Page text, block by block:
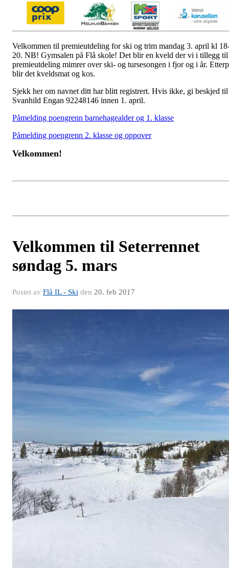
Velkommen til premieutdeling for ski og trim mandag 3. april kl
20. NB! Gymsalen på Flå skole! Det blir en kveld der vi i tillegg til
premieutdeling mimrer over ski- og tursesongen i fjor og i år.
blir det kveldsmat og kos.
Sjekk her om navnet ditt har blitt registrert. Hvis ikke, gi beskjed til
Svanhild Engan 92248146 innen 1. april.
Påmelding poengrenn barnehagealder og 1. klasse
Påmelding poengrenn 2. klasse og oppover
Velkommen!
Velkommen til Seterrennet
søndag 5. mars
Postet av Flå IL - Ski den 20. feb 2017